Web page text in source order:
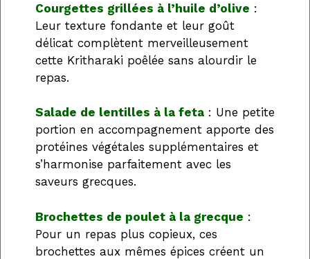
Courgettes grillées à l’huile d’olive :
Leur texture fondante et leur goût
délicat complètent merveilleusement
cette Kritharaki poêlée sans alourdir le
repas.
Salade de lentilles à la feta : Une petite
portion en accompagnement apporte des
protéines végétales supplémentaires et
s’harmonise parfaitement avec les
saveurs grecques.
Brochettes de poulet à la grecque :
Pour un repas plus copieux, ces
brochettes aux mêmes épices créent un